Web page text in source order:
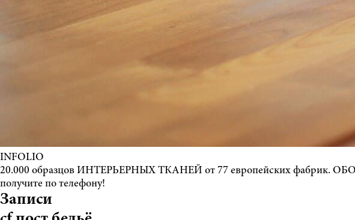
INFOLIO
20.000 образцов ИНТЕРЬЕРНЫХ ТКАНЕЙ от 77 европейских фабрик.
получите по телефону!
Записи